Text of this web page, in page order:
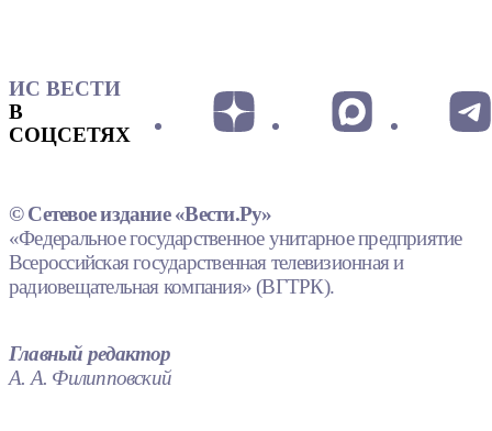
ИС ВЕСТИ
В
СОЦСЕТЯХ
© Сетевое издание «Вести.Ру»
«Федеральное государственное унитарное предприятие
Всероссийская государственная телевизионная и
радиовещательная компания» (ВГТРК).
Главный редактор
А. А. Филипповский